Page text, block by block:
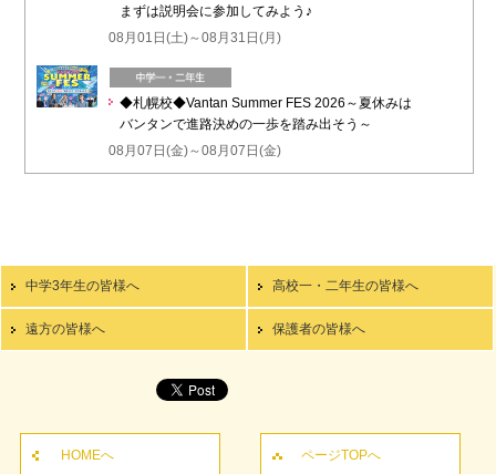
まずは説明会に参加してみよう♪
08月01日(土)～08月31日(月)
◆札幌校◆Vantan Summer FES 2026～夏休みは
バンタンで進路決めの一歩を踏み出そう～
08月07日(金)～08月07日(金)
中学3年生の皆様へ 高校一・二年生の皆様へ
遠方の皆様へ 保護者の皆様へ
HOMEへ ページTOPへ